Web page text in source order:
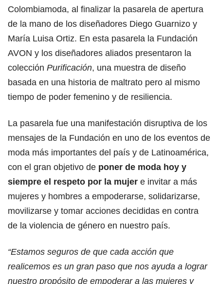
Colombiamoda, al finalizar la pasarela de apertura
de la mano de los diseñadores Diego Guarnizo y
María Luisa Ortiz. En esta pasarela la Fundación
AVON y los diseñadores aliados presentaron la
colección Purificación, una muestra de diseño
basada en una historia de maltrato pero al mismo
tiempo de poder femenino y de resiliencia.
La pasarela fue una manifestación disruptiva de los
mensajes de la Fundación en uno de los eventos de
moda más importantes del país y de Latinoamérica,
con el gran objetivo de poner de moda hoy y
siempre el respeto por la mujer e invitar a más
mujeres y hombres a empoderarse, solidarizarse,
movilizarse y tomar acciones decididas en contra
de la violencia de género en nuestro país.
“Estamos seguros de que cada acción que
realicemos es un gran paso que nos ayuda a lograr
nuestro propósito de empoderar a las mujeres y